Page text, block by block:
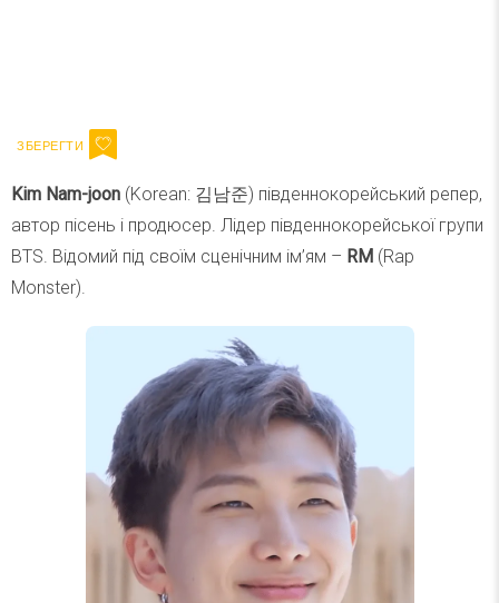
Kim Nam-joon (Korean: 김남준) південнокорейський репер,
автор пісень і продюсер. Лідер південнокорейської групи
BTS. Відомий під своїм сценічним ім’ям – RM (Rap
Monster).